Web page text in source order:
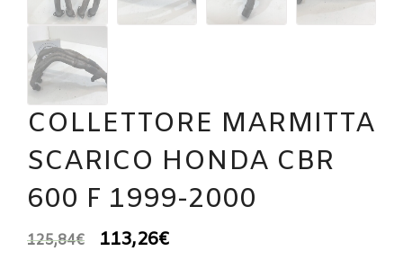
COLLETTORE MARMITTA
SCARICO HONDA CBR
600 F 1999-2000
125,84€ 113,26€